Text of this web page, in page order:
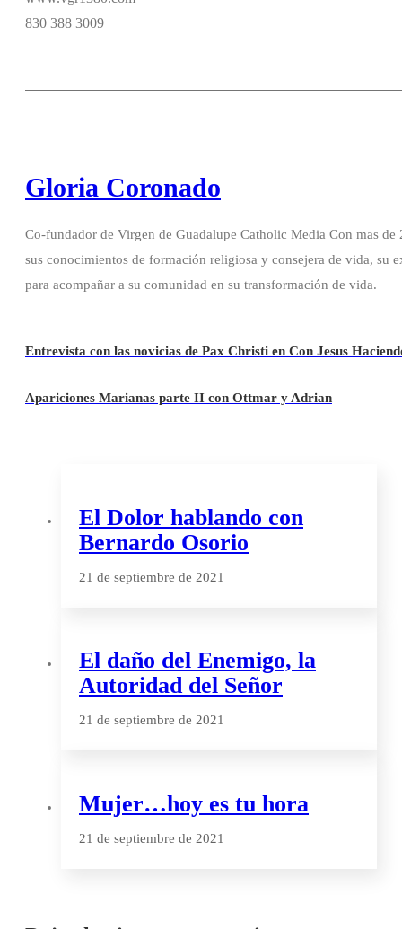
830 388 3009
Gloria Coronado
Co-fundador de Virgen de Guadalupe Catholic Media Con mas
sus conocimientos de formación religiosa y consejera de vida, su
para acompañar a su comunidad en su transformación de vida.
Entrevista con las novicias de Pax Christi en Con Jesus
Apariciones Marianas parte II con Ottmar y Adrian
El Dolor hablando con
Bernardo Osorio
21 de septiembre de 2021
El daño del Enemigo, la
Autoridad del Señor
21 de septiembre de 2021
Mujer…hoy es tu hora
21 de septiembre de 2021